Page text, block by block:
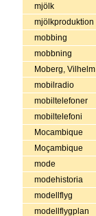
mjölk
mjölkproduktion
mobbing
mobbning
Moberg, Vilhelm
mobilradio
mobiltelefoner
mobiltelefoni
Mocambique
Moçambique
mode
modehistoria
modellflyg
modellflygplan